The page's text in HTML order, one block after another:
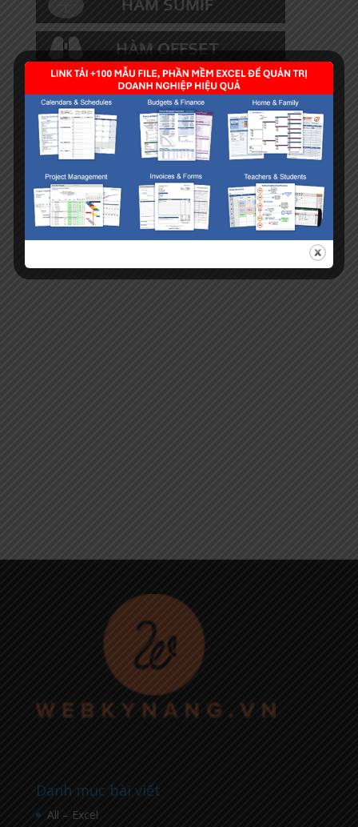
Danh mục bài viết
All – Excel